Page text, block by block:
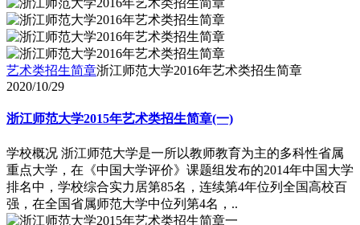
艺术类招生简章浙江师范大学2016年艺术类招生简章
2020/10/29
浙江师范大学2015年艺术类招生简章(一)
学校概况 浙江师范大学是一所以教师教育为主的多科性省属
重点大学，在《中国大学评价》课题组发布的2014年中国大学
排名中，学校综合实力居第85名，连续第4年位列全国高校百
强，在全国省属师范大学中位列第4名，..